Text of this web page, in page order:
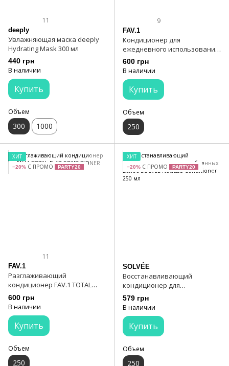
11
deeply
Увлажняющая маска deeply
Hydrating Mask 300 мл
440 грн
В наличии
Купить
Объем
300 1000
9
FAV.1
Кондиционер для
ежедневного использования
FAV.1 DAILY SHINE
CONDITIONER
600 грн
В наличии
Купить
Объем
250
ХИТ
−20% С ПРОМО PARTY20
11
FAV.1
Разглаживающий
кондиционер FAV.1 TOTAL
FLAT CONDITIONER
600 грн
В наличии
Купить
Объем
250
ХИТ
−20% С ПРОМО PARTY20
SOLVÉE
Восстанавливающий
кондиционер для
ослабленных волос SOLVÉE
Nutrisse Conditioner 250 мл
579 грн
В наличии
Купить
Объем
250